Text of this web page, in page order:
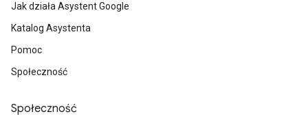
Jak działa Asystent Google
Katalog Asystenta
Pomoc
Społeczność
Społeczność